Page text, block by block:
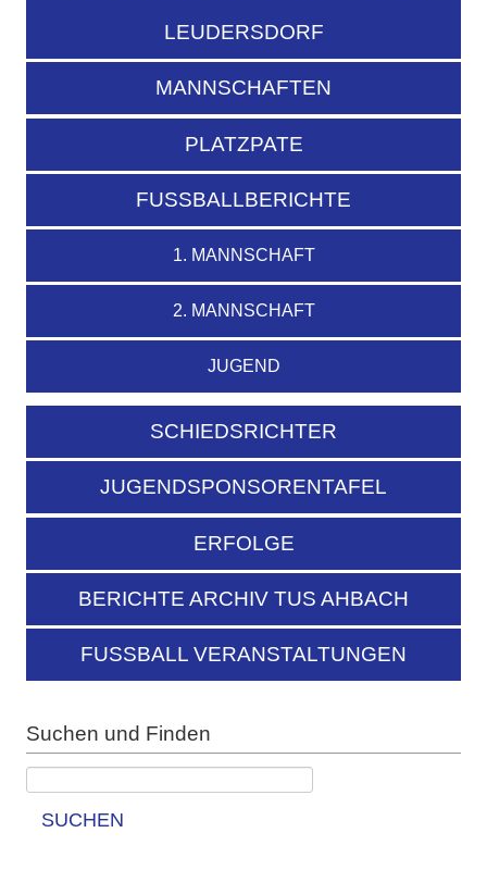
LEUDERSDORF
MANNSCHAFTEN
PLATZPATE
FUSSBALLBERICHTE
1. MANNSCHAFT
2. MANNSCHAFT
JUGEND
SCHIEDSRICHTER
JUGENDSPONSORENTAFEL
ERFOLGE
BERICHTE ARCHIV TUS AHBACH
FUSSBALL VERANSTALTUNGEN
Suchen und Finden
SUCHEN